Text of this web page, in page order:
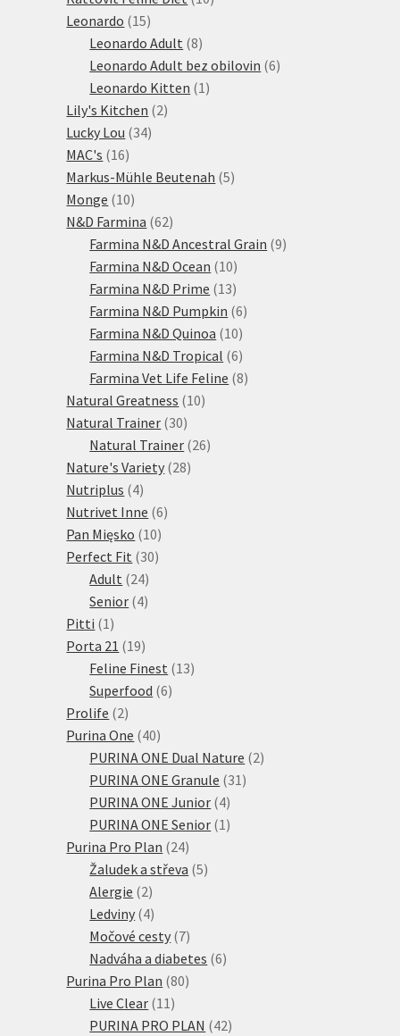
Leonardo 1515
produktů
Leonardo Adult 88
produktů
Leonardo Adult bez obilovin 66
Leonardo Kitten 1 1
Lily's Kitchen 22
Lucky Lou 3434
MAC's 1616
produktů
Markus-Mühle Beutenah 55
Monge 1010
produktů
N&D Farmina 6262
produktů
Farmina N&D Ancestral Grain 99
Farmina N&D Ocean 1010
produktů
Farmina N&D Prime 1313
produktů
Farmina N&D Pumpkin 66
Farmina N&D Quinoa 1010
produktů
Farmina N&D Tropical 66
produktů
Farmina Vet Life Feline 88
Natural Greatness 1010
Natural Trainer 3030
produktů
Natural Trainer 2626
Nature's Variety 2828
Nutriplus 44
produkty
Nutrivet Inne 66
Pan Mięsko 1010
produktů
Perfect Fit 3030
Adult 2424
produktů
Senior 44
Pitti 1 1
produkt
Porta 21 1919
produktů
Feline Finest 1313
Superfood 66
Prolife 22
produkty
Purina One 4040
produktů
PURINA ONE Dual Nature 22
PURINA ONE Granule 31 31
PURINA ONE Junior 44
produkty
PURINA ONE Senior 1 1
Purina Pro Plan 2424
produktů
Žaludek a střeva 55
Alergie 22
produkty
Ledviny 44
produkty
Močové cesty 77
produktů
Nadváha a diabetes 66
Purina Pro Plan 8080
Live Clear 11 11
produktů
PURINA PRO PLAN 4242